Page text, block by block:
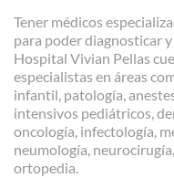
Tener médicos
para poder diagnosticar
Hospital Vivian Pellas
especialistas en áreas
infantil, patología,
intensivos pediátricos,
oncología, infectología,
neumología,
ortopedia.